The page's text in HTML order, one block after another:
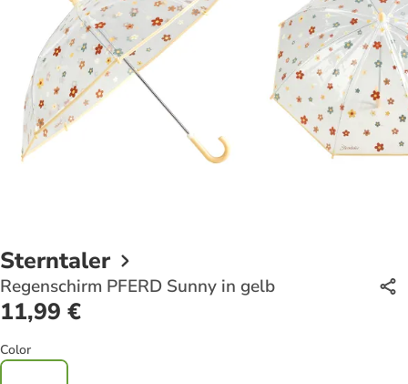
Sterntaler
Regenschirm PFERD Sunny in gelb
11,99 €
Color